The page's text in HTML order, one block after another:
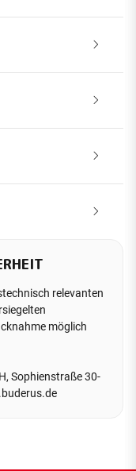
relevanten
möglich
Sophienstraße 30-